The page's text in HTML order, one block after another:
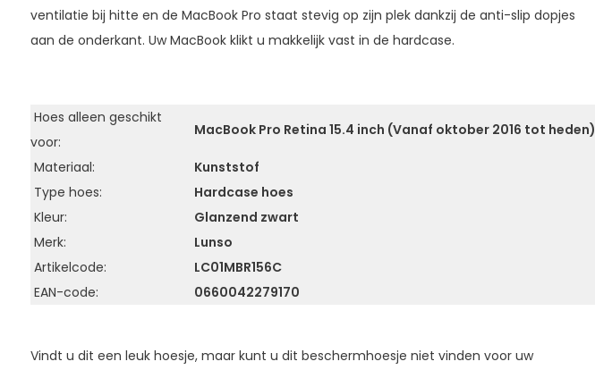
ventilatie bij hitte en de MacBook Pro staat stevig op zijn plek dankzij de anti-slip dopjes
aan de onderkant. Uw MacBook klikt u makkelijk vast in de hardcase.
Hoes alleen geschikt
voor:
MacBook Pro Retina 15.4 inch (Vanaf oktober 2016 tot heden)
Materiaal:
Kunststof
Type hoes:
Hardcase hoes
Kleur:
Glanzend zwart
Merk:
Lunso
Artikelcode:
LC01MBR156C
EAN-code:
0660042279170
Vindt u dit een leuk hoesje, maar kunt u dit beschermhoesje niet vinden voor uw